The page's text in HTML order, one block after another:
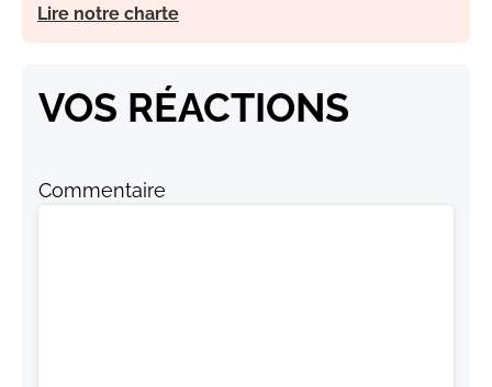
Lire notre charte
VOS RÉACTIONS
Commentaire